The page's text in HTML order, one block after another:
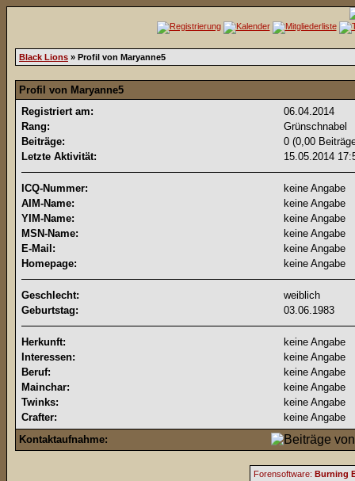
Black Lions » Profil von Maryanne5
Profil von Maryanne5
Registriert am:
06.04.2014
Rang:
Grünschnabel
Beiträge:
0 (0,00
Letzte Aktivität:
15.05.2014
ICQ-Nummer:
keine Angabe
AIM-Name:
keine Angabe
YIM-Name:
keine Angabe
MSN-Name:
keine Angabe
E-Mail:
keine Angabe
Homepage:
keine Angabe
Geschlecht:
weiblich
Geburtstag:
03.06.1983
Herkunft:
keine Angabe
Interessen:
keine Angabe
Beruf:
keine Angabe
Mainchar:
keine Angabe
Twinks:
keine Angabe
Crafter:
keine Angabe
Kontaktaufnahme:
Forensoftware: Burning